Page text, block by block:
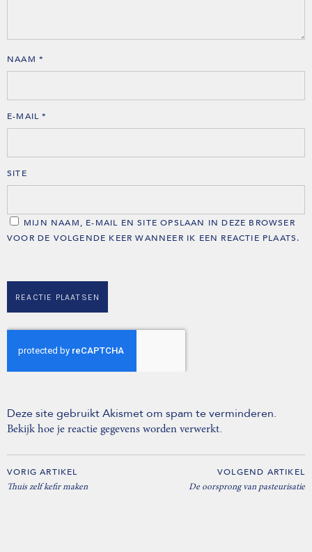
NAAM *
E-MAIL*
SITE
MIJN NAAM, E-MAIL EN SITE OPSLAAN IN DEZE BROWSER
VOOR DE VOLGENDE KEER WANNEER IK EEN REACTIE PLAATS.
Deze site gebruikt Akismet om spam te verminderen.
Bekijk hoe je reactie gegevens worden verwerkt.
VORIG ARTIKEL
Thuis zelf kefir maken
VOLGEND ARTIKEL
De oorsprong van pasteurisatie